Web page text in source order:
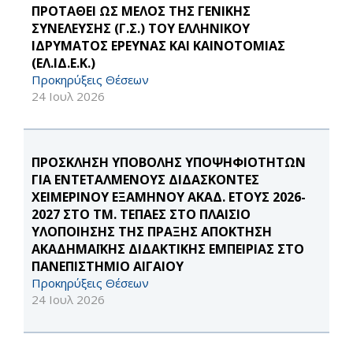
ΠΡΟΤΑΘΕΙ ΩΣ ΜΕΛΟΣ ΤΗΣ ΓΕΝΙΚΗΣ
ΣΥΝΕΛΕΥΣΗΣ (Γ.Σ.) ΤΟΥ ΕΛΛΗΝΙΚΟΥ
ΙΔΡΥΜΑΤΟΣ ΕΡΕΥΝΑΣ ΚΑΙ ΚΑΙΝΟΤΟΜΙΑΣ
(ΕΛ.ΙΔ.Ε.Κ.)
Προκηρύξεις Θέσεων
24 Ιουλ 2026
ΠΡΟΣΚΛΗΣΗ ΥΠΟΒΟΛΗΣ ΥΠΟΨΗΦΙΟΤΗΤΩΝ
ΓΙΑ ΕΝΤΕΤΑΛΜΕΝΟΥΣ ΔΙΔΑΣΚΟΝΤΕΣ
ΧΕΙΜΕΡΙΝΟΥ ΕΞΑΜΗΝΟΥ ΑΚΑΔ. ΕΤΟΥΣ 2026-
2027 ΣΤΟ ΤΜ. ΤΕΠΑΕΣ ΣΤΟ ΠΛΑΙΣΙΟ
ΥΛΟΠΟΙΗΣΗΣ ΤΗΣ ΠΡΑΞΗΣ ΑΠΟΚΤΗΣΗ
ΑΚΑΔΗΜΑΪΚΗΣ ΔΙΔΑΚΤΙΚΗΣ ΕΜΠΕΙΡΙΑΣ ΣΤΟ
ΠΑΝΕΠΙΣΤΗΜΙΟ ΑΙΓΑΙΟΥ
Προκηρύξεις Θέσεων
24 Ιουλ 2026